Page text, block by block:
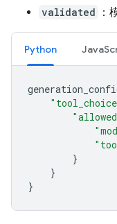
validated
：
Python
}
}
}